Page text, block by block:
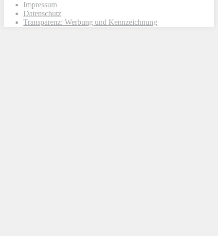
Impressum
Datenschutz
Transparenz: Werbung und Kennzeichnung